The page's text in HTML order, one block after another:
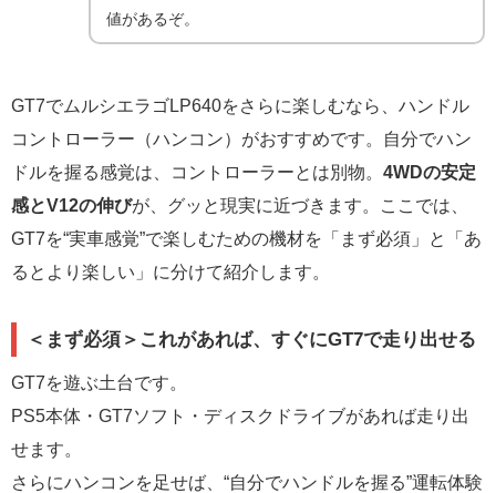
値があるぞ。
GT7でムルシエラゴLP640をさらに楽しむなら、ハンドル
コントローラー（ハンコン）がおすすめです。自分でハン
ドルを握る感覚は、コントローラーとは別物。 4WDの安定
感とV12の伸びが、グッと現実に近づきます。ここでは、
GT7を“実車感覚”で楽しむための機材を「まず必須」と「あ
るとより楽しい」に分けて紹介します。
＜まず必須＞これがあれば、すぐにGT7で走り出せる
GT7を遊ぶ土台です。
PS5本体・GT7ソフト・ディスクドライブがあれば走り出
せます。
さらにハンコンを足せば、“自分でハンドルを握る”運転体験